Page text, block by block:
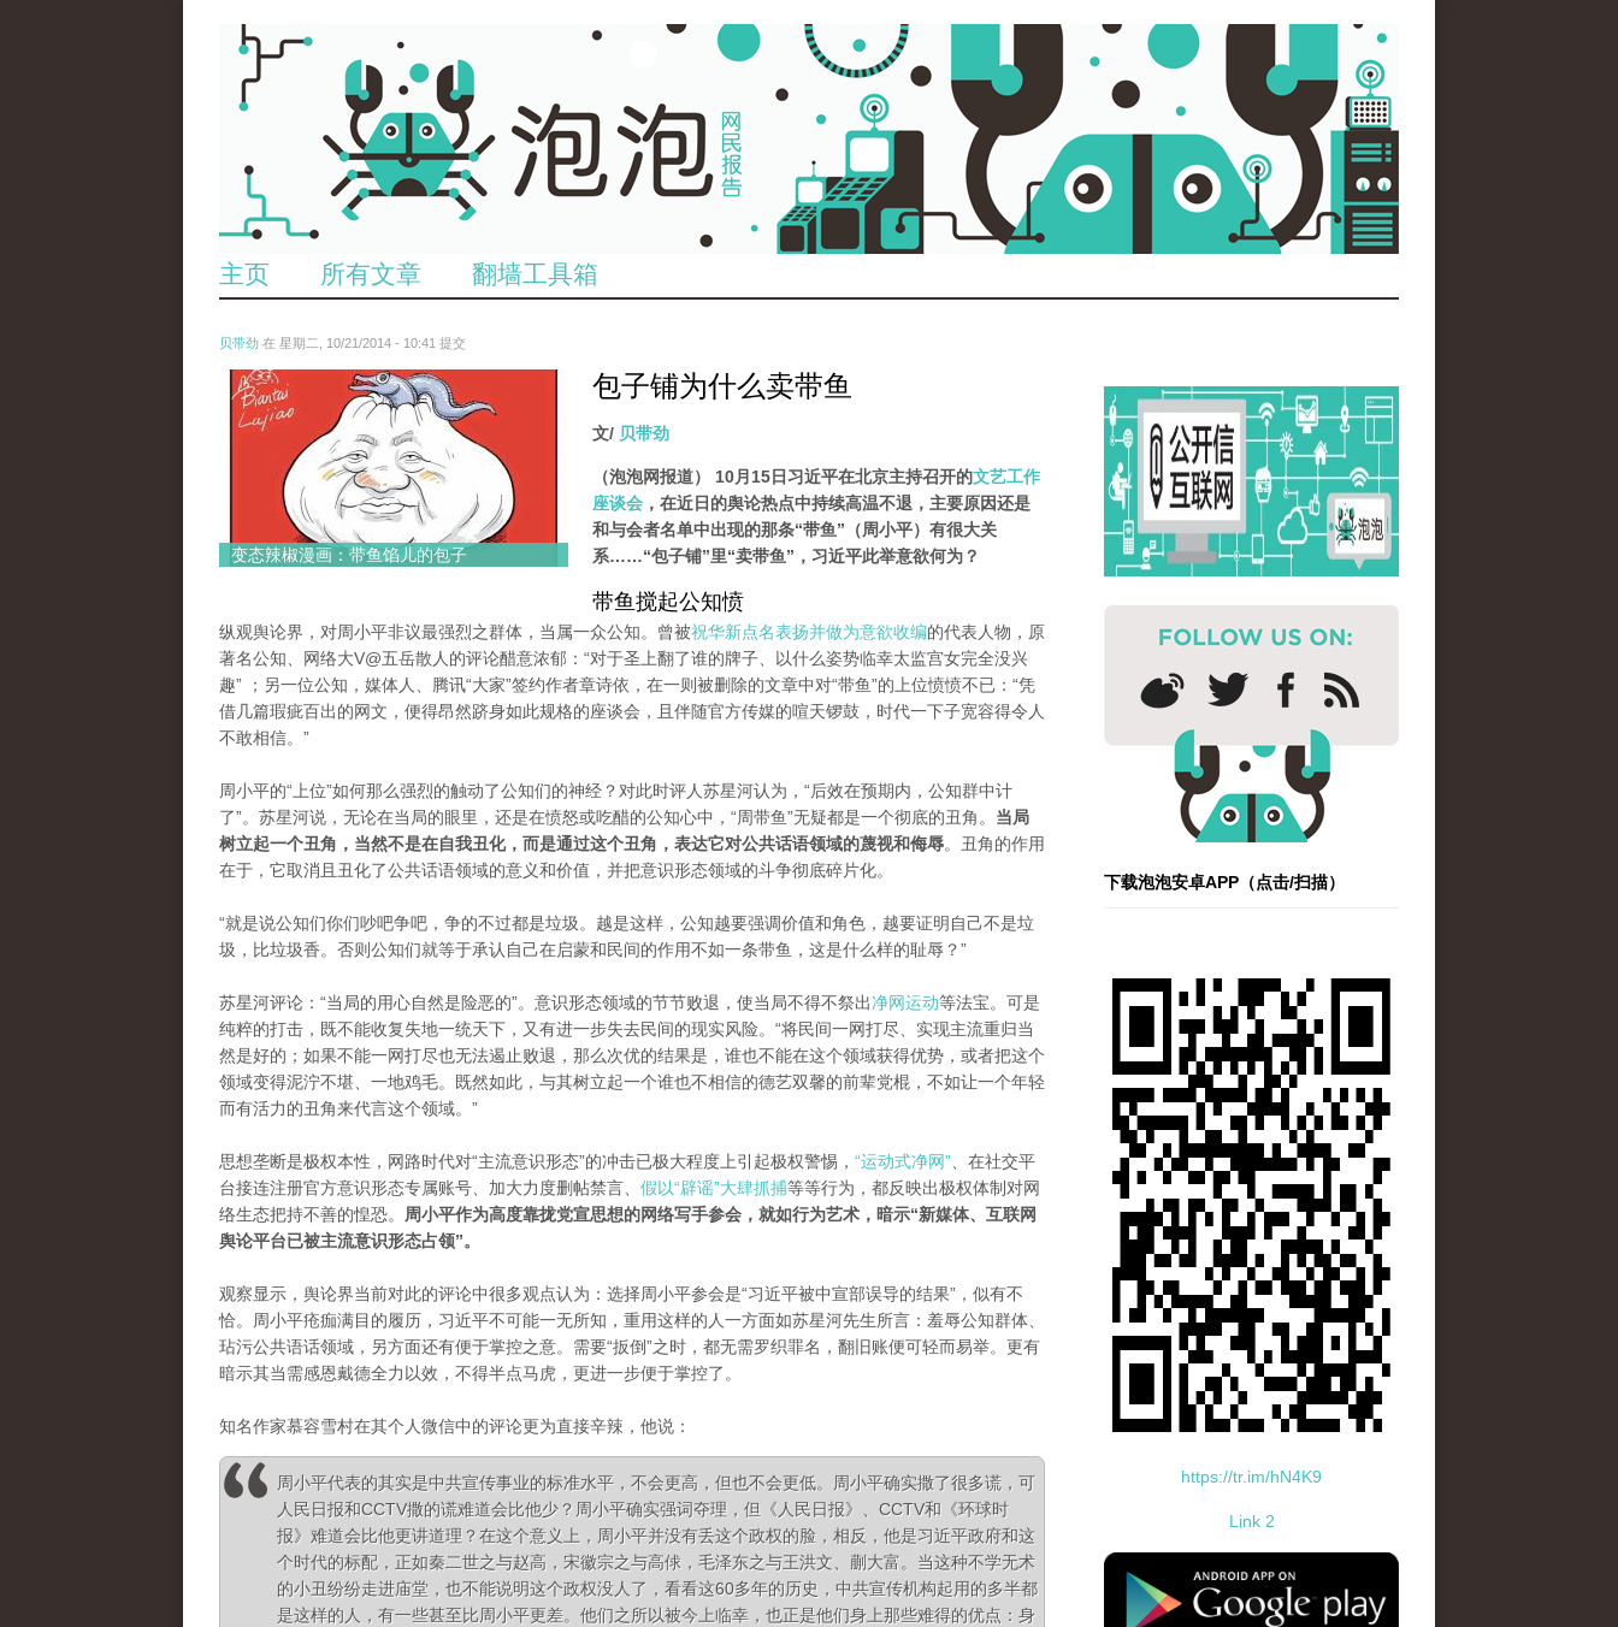
主页 所有文章 翻墙工具箱
贝带劲 在 星期二, 10/21/2014 - 10:41 提交
wen_tou_tu_.jpg
变态辣椒漫画：带鱼馅儿的包子
包子铺为什么卖带鱼
文/ 贝带劲
（泡泡网报道） 10月15日习近平在北京主持召开的文艺工作
座谈会 ，在近日的舆论热点中持续高温不退，主要原因还是
和与会者名单中出现的那条“带鱼”（周小平）有很大关
系……“包子铺”里“卖带鱼”，习近平此举意欲何为？
带鱼搅起公知愤
纵观舆论界，对周小平非议最强烈之群体，当属一众公知。 曾被祝华新点名表扬并做为意欲收编的代表​​人物，原
著名公知、网络大V@五岳散人的评论醋意浓郁：“对于圣上翻了谁的牌子、以什么姿势临幸太监宫女完全没兴
趣”
；另一位公知，媒体人、腾讯“大家”签约作者章诗依，在一则被删除的文章中对“带鱼”的上位愤愤不已：“凭
借几篇瑕疵百出的网文，便得昂然跻身如此规格的座谈会，且伴随官方传媒的喧天锣鼓，时代一下子宽容得令人
不敢相信。”
周小平的“上位”如何那么强烈的触动了公知们的神经？ 对此时评人苏星河认为，“后效在预期内，公知群中计
了”。 苏星河说，无论在当局的眼里，还是在愤怒或吃醋的公知心中，“周带鱼”无疑都是一个彻底的丑角。 当局
树立起一个丑角，当然不是在自我丑化，而是通过这个丑角，表达它对公共话语领域的蔑视和侮辱。 丑角的作用
在于，它取消且丑化了公共话语领域的意义和价值，并把意识形态领域的斗争彻底碎片化。
“就是说公知们你们吵吧争吧，争的不过都是垃圾。越是这样，公知越要强调价值和角色，越要证明自己不是垃
圾，比垃圾香。否则公知们就等于承认自己在启蒙和民间的作用不如一条带鱼，这是什么样的耻辱？”
苏星河评论：“当局的用心自然是险恶的”。 意识形态领域的节节败退，使当局不得不祭出净网运动等法宝。 可是
纯粹的打击，既不能收复失地一统天下，又有进一步失去民间的现实风险。“将民间一网打尽、实现主流重归当
然是好的；如果不能一网打尽也无法遏止败退，那么次优的结果是，谁也不能在这个领域获得优势，或者把这个
领域变得泥泞不堪、一地鸡毛。
既然如此，与其树立起一个谁也不相信的德艺双馨的前辈党棍，不如让一个年轻
而有活力的丑角来代言这个领域。”
思想垄断是极权本性，网路时代对“主流意识形态”的冲击已极大程度上引起极权警惕， “运动式净网” 、在社交平
台接连注册官方意识形态专属账号、加大力度删帖禁言、 假以“辟谣”大肆抓捕等等行为，都反映出极权体制对网
络生态把持不善的惶恐。
周小平作为高度靠拢党宣思想的网络写手参会，就如行为艺术，暗示“新媒体、互联网
舆论平台已被主流意识形态占领”。
观察显示，舆论界当前对此的评论中很多观点认为：选择周小平参会是“习近平被中宣部误导的结果”，似有不
恰。
周小平疮痂满目的履历，习近平不可能一无所知，重用这样的人一方面如苏星河先生所言：羞辱公知群体、
玷污公共语话领域，另方面还有便于掌控之意。 需要“扳倒”之时，都无需罗织罪名，翻旧账便可轻而易举。 更有
暗示其当需感恩戴德全力以效，不得半点马虎，更进一步便于掌控了。
知名作家慕容雪村在其个人微信中的评论更为直接辛辣，他说：
周小平代表的其实是中共宣传事业的标准水平，不会更高，但也不会更低。周小平确实撒了很多谎 ，可
人民日报和CCTV撒的谎难道会比他少？周小平确实强词夺理，但《人民日报》、CCTV和《环球时
报》难道会比他更讲道理？在这个意义上，周小平并没有丢这个政权的脸，相反，他是习近平政府和这
个时代的标配，正如秦二世之与赵高，宋徽宗之与高俅，毛泽东之与王洪文、蒯大富。当这种不学无术
的小丑纷纷走进庙堂，也不能说明这个政权没人了，看看这60多年的历史，中共宣传机构起用的多半都
是这样的人，有一些甚至比周小平更差。他们之所以被今上临幸， 也正是他们身上那些难得的优点：身
下载泡泡安卓APP（点击/扫描）
https://tr.im/hN4K9
Link 2
standard-icon-googleplay-app-store.png